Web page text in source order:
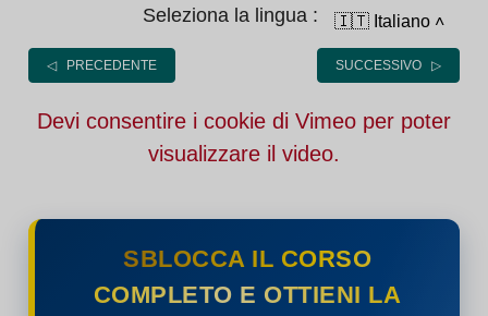
Seleziona la lingua : 🇮🇹 Italiano ˄
◁ PRECEDENTE SUCCESSIVO ▷
Devi consentire i cookie di Vimeo per poter
visualizzare il video.
SBLOCCA IL CORSO
COMPLETO E OTTIENI LA